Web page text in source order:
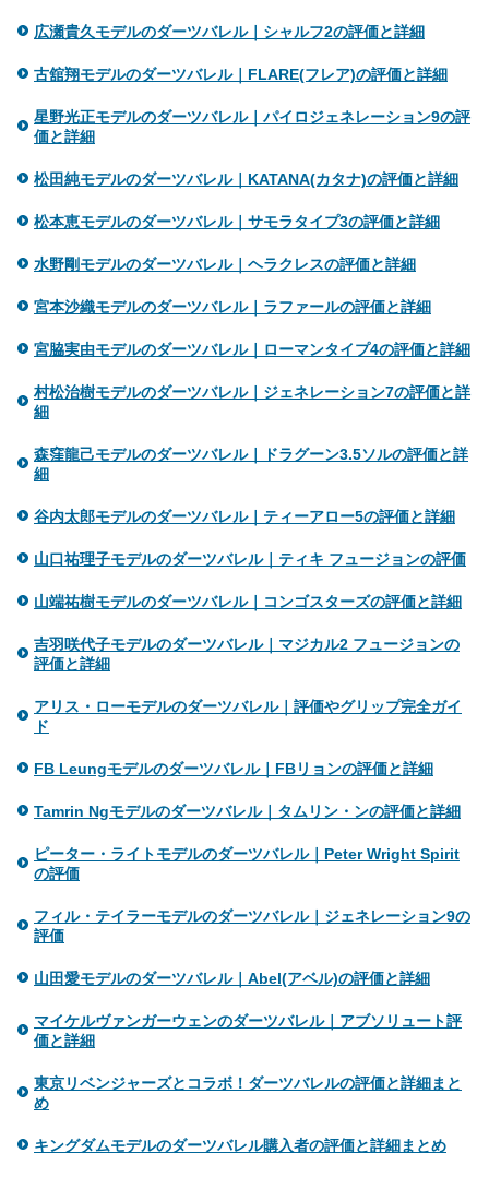
広瀬貴久モデルのダーツバレル｜シャルフ2の評価と詳細
古舘翔モデルのダーツバレル｜FLARE(フレア)の評価と詳細
星野光正モデルのダーツバレル｜パイロジェネレーション9の評
価と詳細
松田純モデルのダーツバレル｜KATANA(カタナ)の評価と詳細
松本恵モデルのダーツバレル｜サモラタイプ3の評価と詳細
水野剛モデルのダーツバレル｜ヘラクレスの評価と詳細
宮本沙織モデルのダーツバレル｜ラファールの評価と詳細
宮脇実由モデルのダーツバレル｜ローマンタイプ4の評価と詳細
村松治樹モデルのダーツバレル｜ジェネレーション7の評価と詳
細
森窪龍己モデルのダーツバレル｜ドラグーン3.5ソルの評価と詳
細
谷内太郎モデルのダーツバレル｜ティーアロー5の評価と詳細
山口祐理子モデルのダーツバレル｜ティキ フュージョンの評価
山端祐樹モデルのダーツバレル｜コンゴスターズの評価と詳細
吉羽咲代子モデルのダーツバレル｜マジカル2 フュージョンの
評価と詳細
アリス・ローモデルのダーツバレル｜評価やグリップ完全ガイ
ド
FB Leungモデルのダーツバレル｜FBリョンの評価と詳細
Tamrin Ngモデルのダーツバレル｜タムリン・ンの評価と詳細
ピーター・ライトモデルのダーツバレル｜Peter Wright Spirit
の評価
フィル・テイラーモデルのダーツバレル｜ジェネレーション9の
評価
山田愛モデルのダーツバレル｜Abel(アベル)の評価と詳細
マイケルヴァンガーウェンのダーツバレル｜アブソリュート評
価と詳細
東京リベンジャーズとコラボ！ダーツバレルの評価と詳細まと
め
キングダムモデルのダーツバレル購入者の評価と詳細まとめ